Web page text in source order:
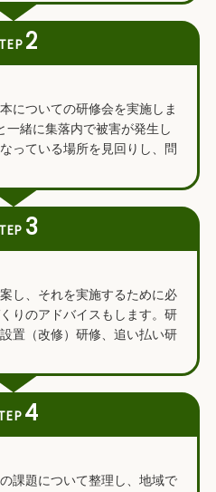
2
についての研修会を実施しま
緒に集落内で被害が発生し
っている場所を見回りし、問
3
し、それを実施するために必
りのアドバイスもします。研
置（改修）研修、追い払い研
4
課題について整理し、地域で